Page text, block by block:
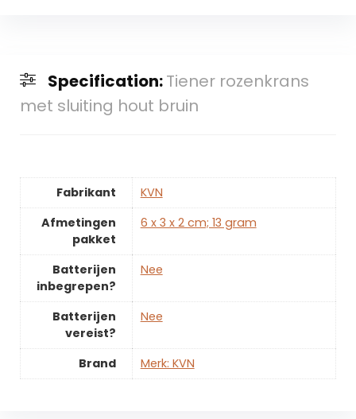
Specification:Tiener rozenkrans
met sluiting hout bruin
Fabrikant
‎KVN
Afmetingen
pakket
‎6 x 3 x 2 cm; 13 gram
Batterijen
inbegrepen?
‎Nee
Batterijen
vereist?
‎Nee
Brand Merk: KVN